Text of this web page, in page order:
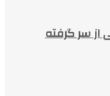
از سر گرفته